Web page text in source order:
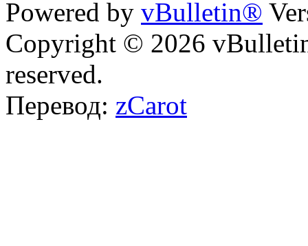
Powered by vBulletin®
Copyright © 2026
reserved.
Перевод: zCarot